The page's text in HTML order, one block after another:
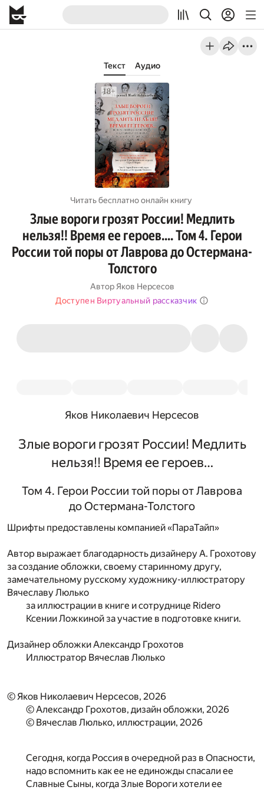
Текст Аудио
Читать бесплатно онлайн книгу
Злые вороги грозят России! Медлить
нельзя!! Время ее героев…. Том 4. Герои
России той поры от Лаврова до Остермана-
Толстого
Автор Яков Нерсесов
Доступен Виртуальный рассказчик
Яков Николаевич Нерсесов
Злые вороги грозят России! Медлить
нельзя!! Время ее героев…
Том 4. Герои России той поры от Лаврова
до Остермана-Толстого
Шрифты предоставлены компанией «ПараТайп»
Автор выражает благодарность дизайнеру А. Грохотову
за создание обложки, своему старинному другу,
замечательному русскому художнику-иллюстратору
Вячеславу Люлько
за иллюстрации в книге и сотруднице Ridero
Ксении Ложкиной за участие в подготовке книги.
Дизайнер обложкиАлександр Грохотов
Иллюстратор Вячеслав Люлько
© Яков Николаевич Нерсесов, 2026
© Александр Грохотов, дизайн обложки, 2026
© Вячеслав Люлько, иллюстрации, 2026
Сегодня, когда Россия в очередной раз в Опасности,
надо вспомнить как ее не единожды спасали ее
Славные Сыны, когда Злые Вороги хотели ее